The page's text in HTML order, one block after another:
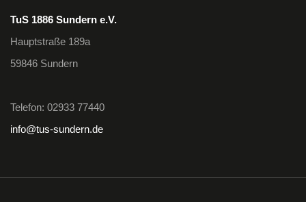
TuS 1886 Sundern e.V.
Hauptstraße 189a
59846 Sundern
Telefon: 02933 77440
info@tus-sundern.de